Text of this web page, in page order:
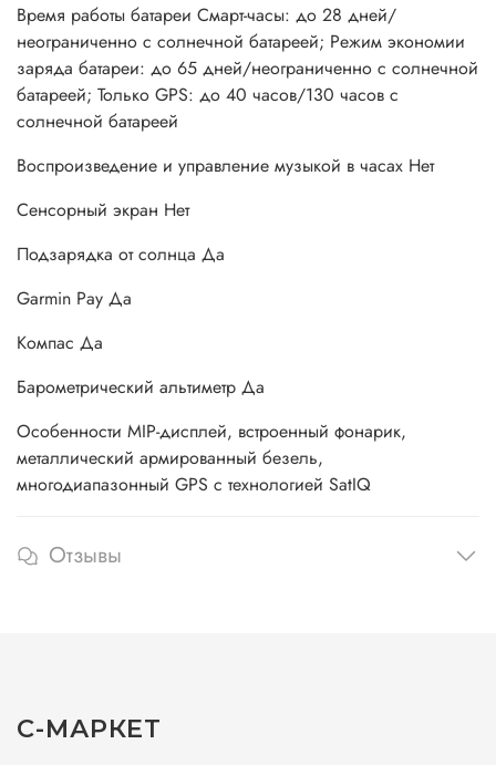
Время работы батареи Смарт-часы: до 28 дней/
неограниченно с солнечной батареей; Режим экономии
заряда батареи: до 65 дней/неограниченно с солнечной
батареей; Только GPS: до 40 часов/130 часов с
солнечной батареей
Воспроизведение и управление музыкой в часах Нет
Сенсорный экран Нет
Подзарядка от солнца Да
Garmin Pay Да
Компас Да
Барометрический альтиметр Да
Особенности MIP-дисплей, встроенный фонарик,
металлический армированный безель,
многодиапазонный GPS с технологией SatIQ
Отзывы
С-МАРКЕТ